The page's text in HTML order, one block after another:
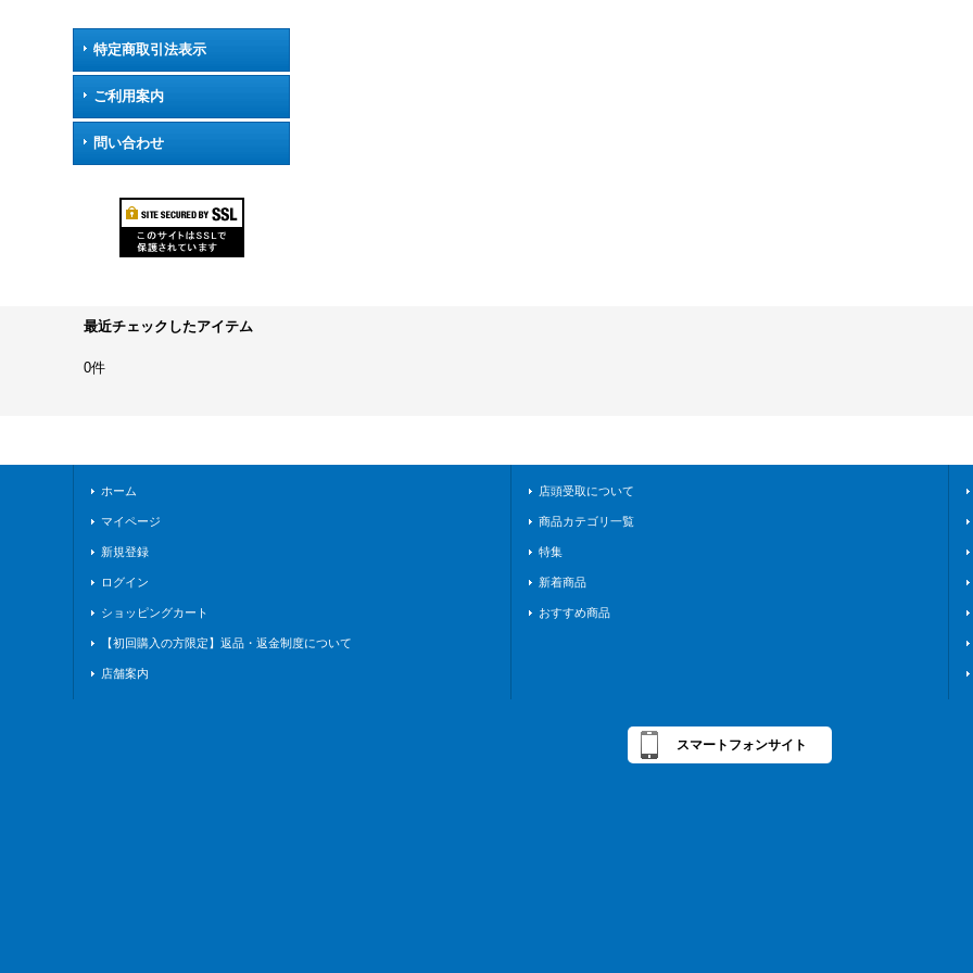
特定商取引法表示
ご利用案内
問い合わせ
最近チェックしたアイテム
0件
ホーム
マイページ
新規登録
ログイン
ショッピングカート
【初回購入の方限定】返品・返金制度について
店舗案内
店頭受取について
商品カテゴリ一覧
特集
新着商品
おすすめ商品
スマートフォンサイト